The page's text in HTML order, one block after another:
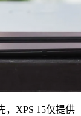
，XPS 15仅提供